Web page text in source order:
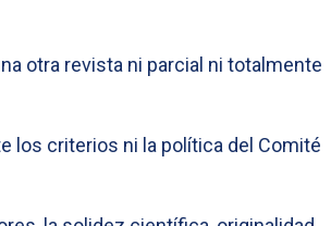
otra revista ni parcial ni totalmente
los criterios ni la política del Comité